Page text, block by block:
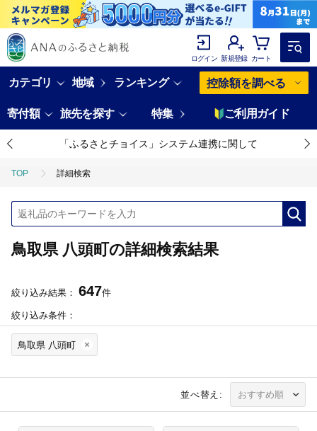
ログイン 新規登録 カート
カテゴリ 地域 ランキング 控除額を調べる
寄付額 旅先を探す 特集 ご利用ガイド
「ふるさとチョイス」システム連携に関して
TOP 詳細検索
鳥取県 八頭町の詳細検索結果
絞り込み結果： 647件
絞り込み条件：
鳥取県 八頭町
並べ替え: